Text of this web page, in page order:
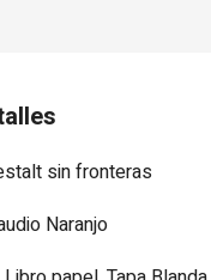
sin fronteras
Naranjo